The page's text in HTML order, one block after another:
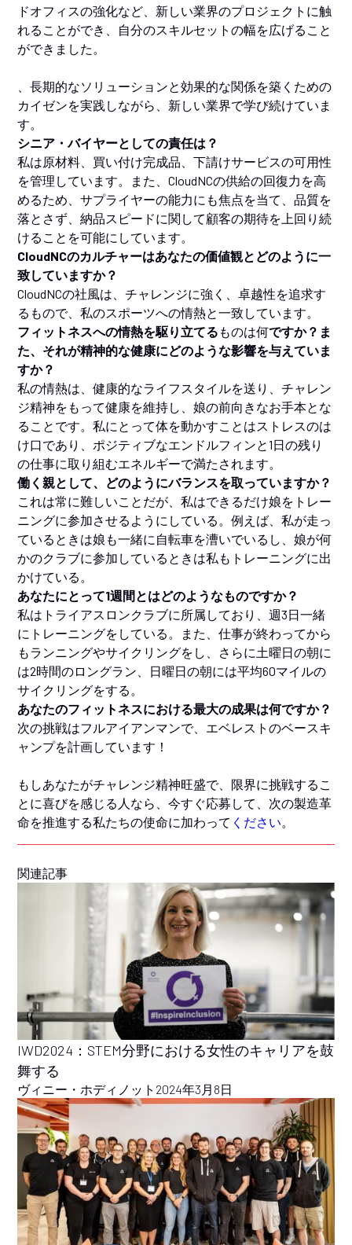
ドオフィスの強化など、新しい業界のプロジェクトに触
れることができ、自分のスキルセットの幅を広げること
ができました。
、長期的なソリューションと効果的な関係を築くための
カイゼンを実践しながら、新しい業界で学び続けていま
す。
シニア・バイヤーとしての責任は？
私は原材料、買い付け完成品、下請けサービスの可用性
を管理しています。また、CloudNCの供給の回復力を高
めるため、サプライヤーの能力にも焦点を当て、品質を
落とさず、納品スピードに関して顧客の期待を上回り続
けることを可能にしています。
CloudNCのカルチャーはあなたの価値観とどのように一
致していますか？
CloudNCの社風は、チャレンジに強く、卓越性を追求す
るもので、私のスポーツへの情熱と一致しています。
フィットネスへの情熱を駆り立てる ものは何ですか？ま
た、それが精神的な健康にどのような影響を与えていま
すか？
私の情熱は、健康的なライフスタイルを送り、チャレン
ジ精神をもって健康を維持し、娘の前向きなお手本とな
ることです。私にとって体を動かすことはストレスのは
け口であり、ポジティブなエンドルフィンと1日の残り
の仕事に取り組むエネルギーで満たされます。
働く親として、どのようにバランスを取っていますか？
これは常に難しいことだが、私はできるだけ娘をトレー
ニングに参加させるようにしている。例えば、私が走っ
ているときは娘も一緒に自転車を漕いでいるし、娘が何
かのクラブに参加しているときは私もトレーニングに出
かけている。
あなたにとって1週間とはどのようなものですか？
私はトライアスロンクラブに所属しており、週3日一緒
にトレーニングをしている。また、仕事が終わってから
もランニングやサイクリングをし、さらに土曜日の朝に
は2時間のロングラン、日曜日の朝には平均60マイルの
サイクリングをする。
あなたのフィットネスにおける最大の成果は何ですか？
次の挑戦はフルアイアンマンで、エベレストのベースキ
ャンプを計画しています！
もしあなたがチャレンジ精神旺盛で、限界に挑戦するこ
とに喜びを感じる人なら、今すぐ応募して、次の製造革
命を推進する私たちの使命に加わって ください。
関連記事
IWD2024：STEM分野における女性のキャリアを鼓
舞する
ヴィニー・ホディノット 2024年3月8日